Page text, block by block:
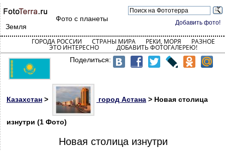
Добавить фото!
Фото с планеты
Земля
ГОРОДА РОССИИ СТРАНЫ МИРА РЕКИ, МОРЯ РАЗНОЕ
ЭТО ИНТЕРЕСНО ДОБАВИТЬ ФОТОГАЛЕРЕЮ!
Поделиться:
Казахстан > город Астана > Новая столица
изнутри (1 Фото)
Новая столица изнутри